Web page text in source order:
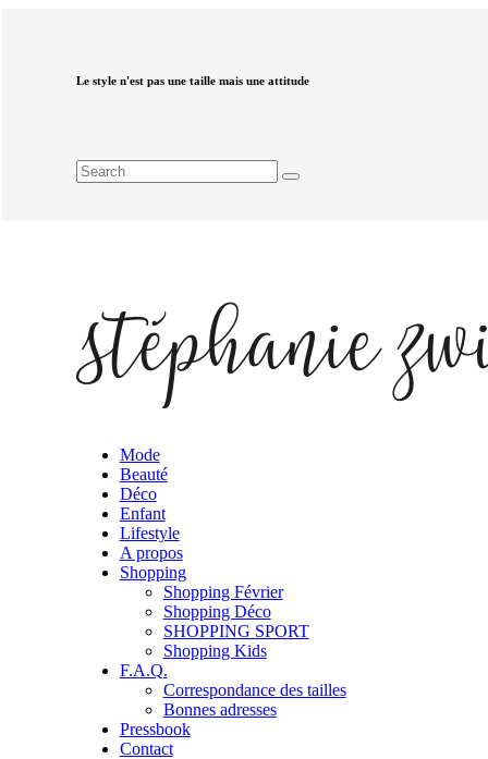
Le style n'est pas une taille mais une attitude
Mode
Beauté
Déco
Enfant
Lifestyle
A propos
Shopping
Shopping Février
Shopping Déco
SHOPPING SPORT
Shopping Kids
F.A.Q.
Correspondance des tailles
Bonnes adresses
Pressbook
Contact